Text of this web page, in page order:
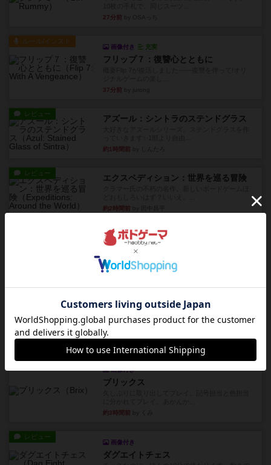
27分前
ルール/インスト
画像付き 充実
フリップ７：復讐心とともに
37分前
レビュー アズール：シントラのステンドグラス
約1時間前
レビュー エクスペディション：世界を巡る冒険
約2時間前
スライプ
メインコマ一つサブコマ四つでそれぞれプレイし
約2時間前by くみ
リーダーズ
久しぶりに取り出してプレイ。詰めきれなかっ
約2時間前by くみ
画像付き
ブリックス
約3時間前
レビュー
画像付き
ダグエイトチェス